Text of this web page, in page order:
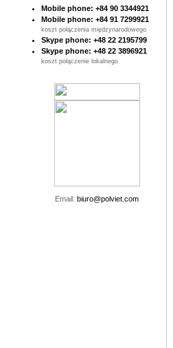
28.10.2014
Sajgonskie stare drzewa
10.10.2014
Sajgon pod woda!
07.10.2014
Poczta Sajgonska
Mobile phone: +84 90 3344921
Mobile phone: +84 91 7299921
koszt połączenia międzynarodowego
Skype phone: +48 22 2195799
Skype phone: +48 22 3896921
koszt połączenie lokalnego
Email: biuro@polviet.com